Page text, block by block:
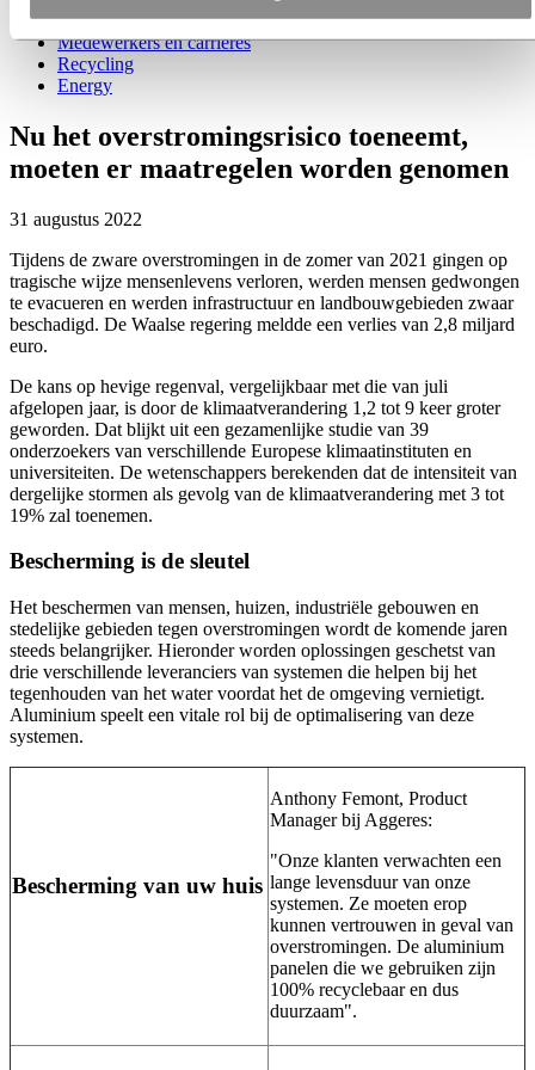
Duurzaamheid
Medewerkers en carrières
Recycling
Energy
Nu het overstromingsrisico toeneemt,
moeten er maatregelen worden genomen
31 augustus 2022
Tijdens de zware overstromingen in de zomer van 2021 gingen op
tragische wijze mensenlevens verloren, werden mensen gedwongen
te evacueren en werden infrastructuur en landbouwgebieden zwaar
beschadigd. De Waalse regering meldde een verlies van 2,8 miljard
euro.
De kans op hevige regenval, vergelijkbaar met die van juli
afgelopen jaar, is door de klimaatverandering 1,2 tot 9 keer groter
geworden. Dat blijkt uit een gezamenlijke studie van 39
onderzoekers van verschillende Europese klimaatinstituten en
universiteiten. De wetenschappers berekenden dat de intensiteit van
dergelijke stormen als gevolg van de klimaatverandering met 3 tot
19% zal toenemen.
Bescherming is de sleutel
Het beschermen van mensen, huizen, industriële gebouwen en
stedelijke gebieden tegen overstromingen wordt de komende jaren
steeds belangrijker. Hieronder worden oplossingen geschetst van
drie verschillende leveranciers van systemen die helpen bij het
tegenhouden van het water voordat het de omgeving vernietigt.
Aluminium speelt een vitale rol bij de optimalisering van deze
systemen.
Bescherming van uw huis
Anthony Femont, Product
Manager bij Aggeres:
"Onze klanten verwachten een
lange levensduur van onze
systemen. Ze moeten erop
kunnen vertrouwen in geval van
overstromingen. De aluminium
panelen die we gebruiken zijn
100% recyclebaar en dus
duurzaam".